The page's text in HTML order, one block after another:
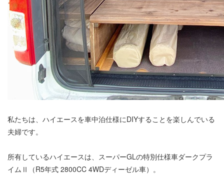
私たちは、ハイエースを車中泊仕様にDIYすることを楽しんでいる
夫婦です。
所有しているハイエースは、スーパーGLの特別仕様車ダークプラ
イムⅡ（R5年式 2800CC 4WDディーゼル車）。